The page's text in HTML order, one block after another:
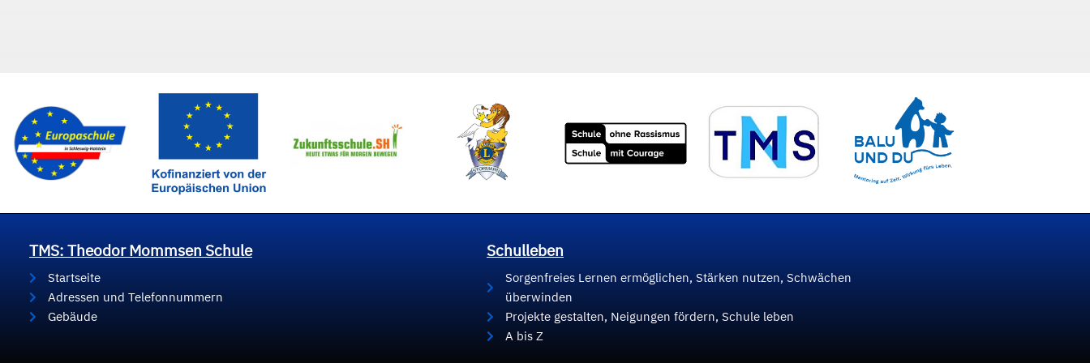
TMS: Theodor Mommsen Schule
Startseite
Adressen und Telefonnummern
Gebäude
Schulleben
Sorgenfreies Lernen ermöglichen, Stärken nutzen, Schwächen
überwinden
Projekte gestalten, Neigungen fördern, Schule leben
A bis Z